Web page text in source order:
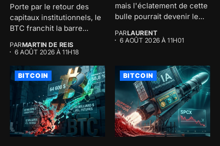
Porte par le retour des
capitaux institutionnels, le
BTC franchit la barre...
PARMARTIN DE REIS
6 AOÛT 2026 À 11H18
mais l'éclatement de cette
bulle pourrait devenir le...
PARLAURENT
6 AOÛT 2026 À 11H01
BITCOIN BITCOIN